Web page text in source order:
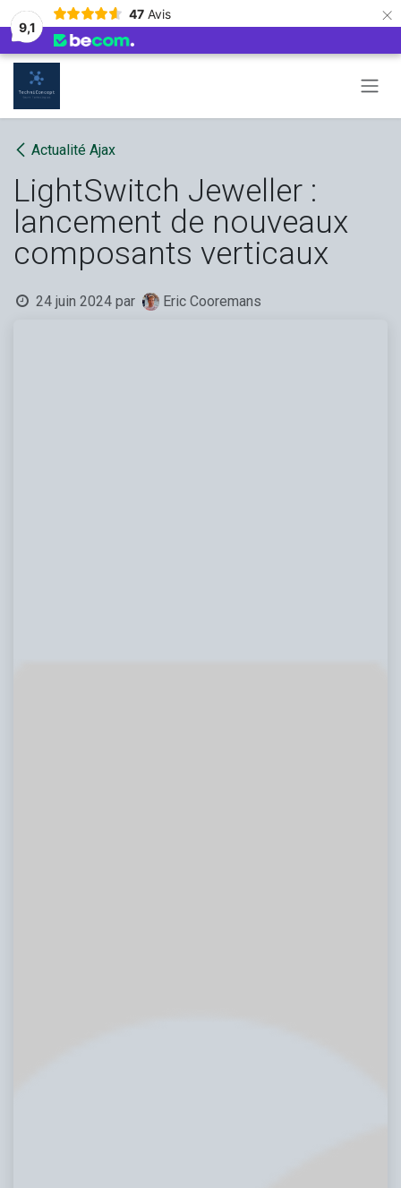
9,1
47 Avis ×
Se rendre au contenu
Actualité Ajax
LightSwitch Jeweller :
lancement de nouveaux
composants verticaux
24 juin 2024 par Eric Cooremans